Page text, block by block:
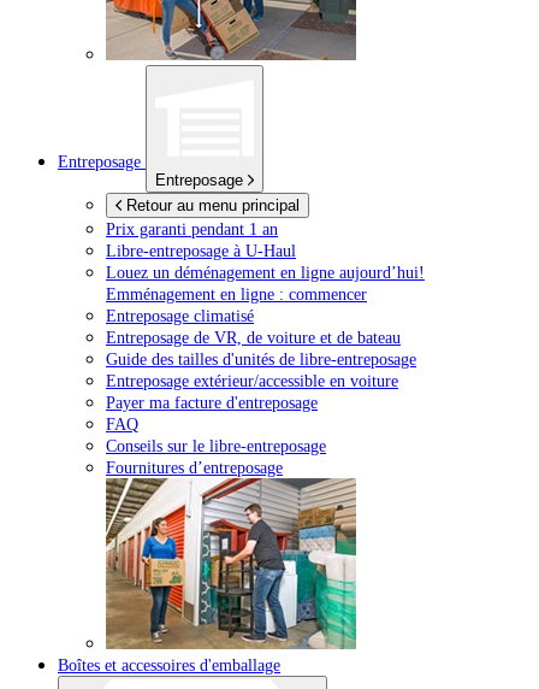
Entreposage
Entreposage
Retour au menu principal
Prix garanti pendant 1 an
Libre-entreposage à U-Haul
Louez un déménagement en ligne aujourd’hui!
Emménagement en ligne : commencer
Entreposage climatisé
Entreposage de VR, de voiture et de bateau
Guide des tailles d'unités de libre-entreposage
Entreposage extérieur/accessible en voiture
Payer ma facture d'entreposage
FAQ
Conseils sur le libre-entreposage
Fournitures d’entreposage
Boîtes et accessoires d'emballage